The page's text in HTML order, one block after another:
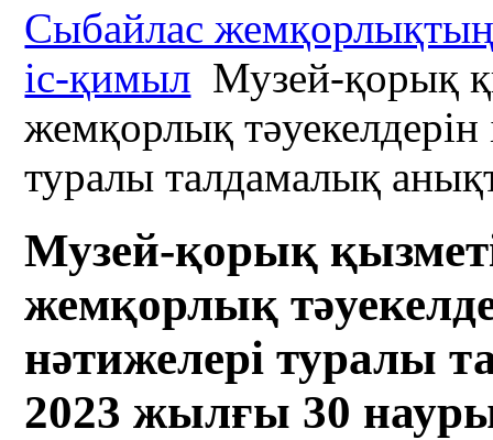
Сыбайлас
іс-қимыл Музей-қорық
жемқорлық тәуекелдерін
туралы талдамалық
Музей-қорық
жемқорлық
нәтижелері туралы
2023 жылғы 30